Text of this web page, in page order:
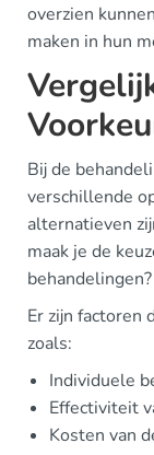
overzien
maken in hun
Bij de
verschillende
alternatieven
maak je de
behandelingen?
Er zijn factoren
zoals:
Individuele
Effectiviteit
Kosten van